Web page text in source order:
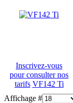
Inscrivez-vous
pour consulter nos
tarifs VF142 Ti
Affichage #